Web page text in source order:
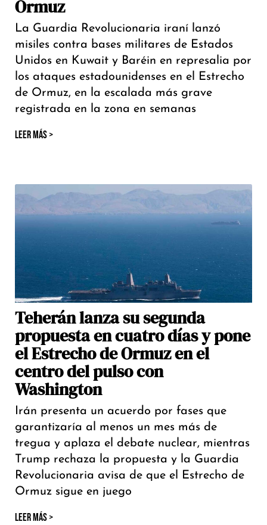
Ormuz
La Guardia Revolucionaria iraní lanzó
misiles contra bases militares de Estados
Unidos en Kuwait y Baréin en represalia por
los ataques estadounidenses en el Estrecho
de Ormuz, en la escalada más grave
registrada en la zona en semanas
LEER MÁS >
Teherán lanza su segunda
propuesta en cuatro días y pone
el Estrecho de Ormuz en el
centro del pulso con
Washington
Irán presenta un acuerdo por fases que
garantizaría al menos un mes más de
tregua y aplaza el debate nuclear, mientras
Trump rechaza la propuesta y la Guardia
Revolucionaria avisa de que el Estrecho de
Ormuz sigue en juego
LEER MÁS >